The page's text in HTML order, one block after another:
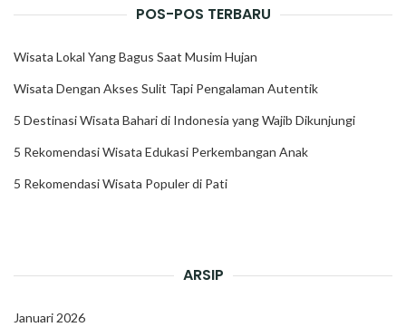
POS-POS TERBARU
Wisata Lokal Yang Bagus Saat Musim Hujan
Wisata Dengan Akses Sulit Tapi Pengalaman Autentik
5 Destinasi Wisata Bahari di Indonesia yang Wajib Dikunjungi
5 Rekomendasi Wisata Edukasi Perkembangan Anak
5 Rekomendasi Wisata Populer di Pati
ARSIP
Januari 2026